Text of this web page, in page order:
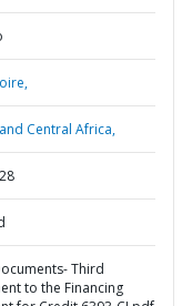
Central Africa,
Third
to the Financing